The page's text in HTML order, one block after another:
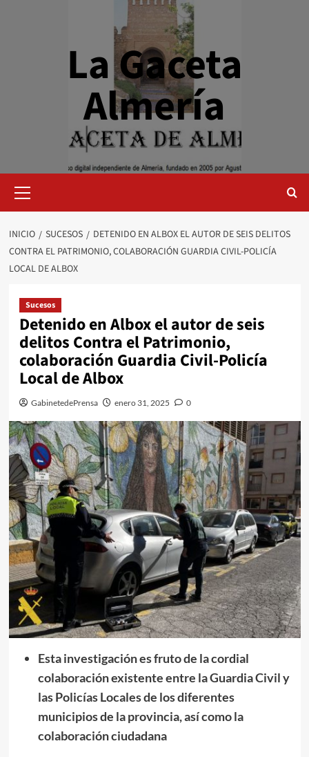
La Gaceta
Almería
primario
INICIO SUCESOS
DETENIDO EN ALBOX EL AUTOR DE SEIS DELITOS
CONTRA EL PATRIMONIO, COLABORACIÓN GUARDIA CIVIL-POLICÍA
LOCAL DE ALBOX
Sucesos
Detenido en Albox el autor de seis
delitos Contra el Patrimonio,
colaboración Guardia Civil-Policía
Local de Albox
GabinetedePrensa enero 31, 2025 0
Esta investigación es fruto de la cordial
colaboración existente entre la Guardia Civil y
las Policías Locales de los diferentes
municipios de la provincia, así como la
colaboración ciudadana